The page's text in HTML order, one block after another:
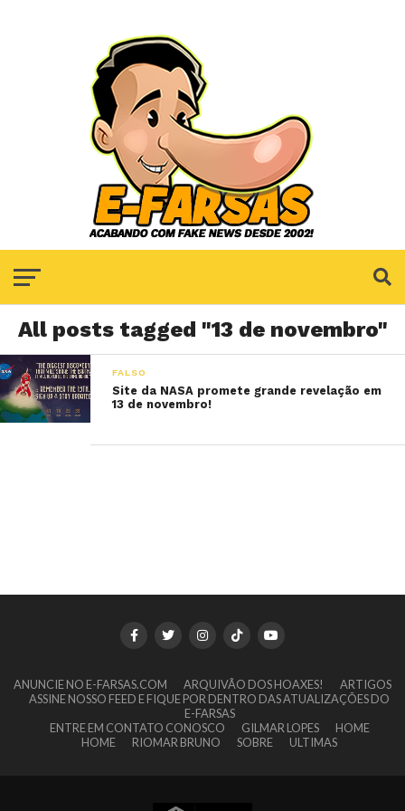
All posts tagged "13 de novembro"
FALSO
Site da NASA promete grande revelação em
13 de novembro!
ANUNCIE NO E-FARSAS.COM ARQUIVÃO DOS HOAXES!
ARTIGOS
ASSINE NOSSO FEED E FIQUE POR DENTRO DAS ATUALIZAÇÕES DO
E-FARSAS
ENTRE EM CONTATO CONOSCO
GILMAR LOPES
HOME
HOME
RIOMAR BRUNO SOBRE ULTIMAS